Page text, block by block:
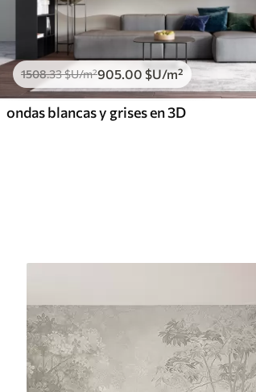
1508.33$U/m²905.00 $U/m²
ondas blancas y grises en 3D